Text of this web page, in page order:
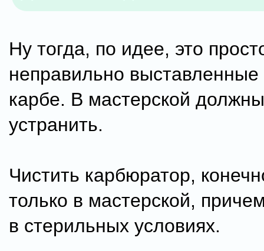
Ну тогда, по идее, это
неправильно выставленные
карбе. В мастерской
устранить.
Чистить карбюратор,
только в мастерской,
в стерильных условиях.